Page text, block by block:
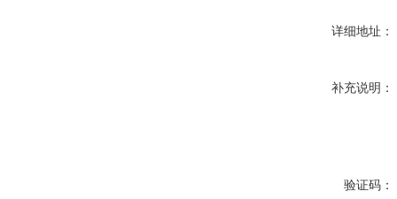
详细地址：
补充说明：
验证码：